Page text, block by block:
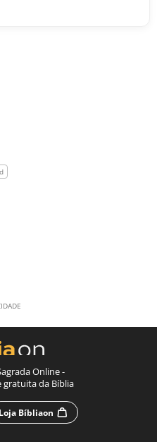
Online -
gratuita da Bíblia
Loja Bíbliaon